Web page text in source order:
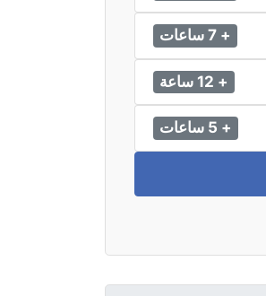
+ 7 ساعات
+ 12 ساعة
+ 5 ساعات